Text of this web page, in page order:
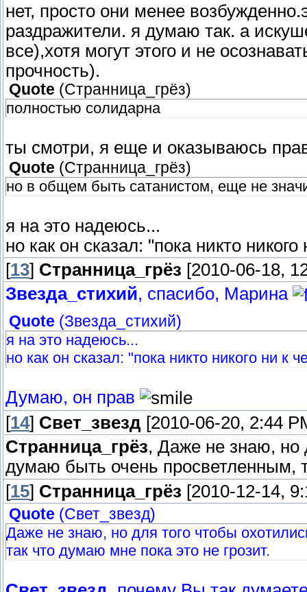
нет, просто они менее
раздражители. я думаю так. а
все),хотя могут этого и не
прочность).
Quote (Странница_грёз)
полностью солидарна
ты смотри, я еще и оказываюсь
Quote (Странница_грёз)
но в общем быть сатанистом, еще не
я на это надеюсь...
но как он сказал: "пока никто
[13] Странница_грёз [2010-06-18,
Звезда_стихий, спасибо, Марина
Quote (Звезда_стихий)
я на это надеюсь...
но как он сказал: "пока никто никого ни к
Думаю, он прав
[14] Свет_звезд [2010-06-20, 2:44
Странница_грёз, Даже не знаю, но
думаю быть очень просветленным,
[15] Странница_грёз [2010-12-14,
Quote (Свет_звезд)
Даже не знаю, но для того чтобы
так что думаю мне пока это не грозит.